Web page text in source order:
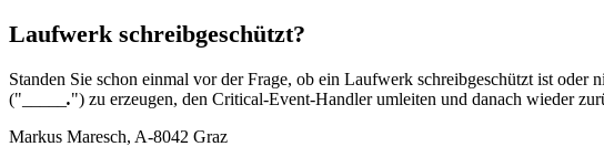
Laufwerk schreibgeschützt?
Standen Sie schon einmal vor der Frage, ob ein Laufwerk schreibgeschützt ist
("_____ .") zu erzeugen, den Critical-Event-Handler umleiten und danach wieder
Markus Maresch, A-8042 Graz